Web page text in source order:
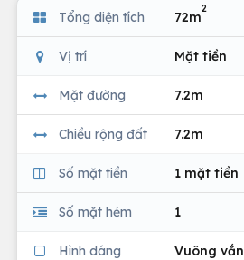
Tổng diện tích 72m
2
Vị trí Mặt tiền
Mặt đường 7.2m
Chiều rộng đất 7.2m
Số mặt tiền 1 mặt tiền
Số mặt hẻm 1
Hình dáng Vuông vắn